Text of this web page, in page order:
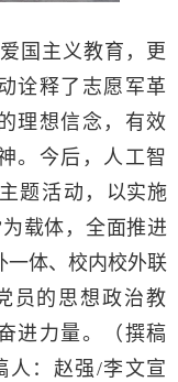
国主义教育，更
诠释了志愿军革
理想信念，有效
。今后，人工智
题活动，
以实施
载体，全面推进
一体、校内校外联
员的思想政治教
进力量。（撰稿
人：赵强/李文宣